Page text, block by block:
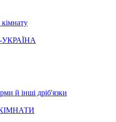
УКРАЇНА
й інші дріб'язки